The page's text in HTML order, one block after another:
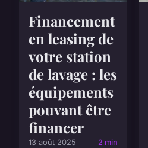
Financement
en leasing de
votre station
de lavage : les
équipements
pouvant être
financer
13 août 2025 2 min